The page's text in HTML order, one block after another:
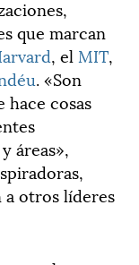
que marcan
, el MIT,
. «Son
hace cosas
áreas»,
otros líderes